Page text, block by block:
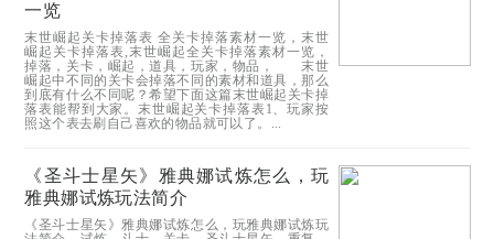
一览
末世崛起关卡掉落表 全关卡掉落素材一览，末世
崛起关卡掉落表,末世崛起全关卡掉落素材一览，
掉落，关卡，崛起，道具，玩家，物品， 末世
崛起中不同的关卡会掉落不同的素材和道具，那么
到底有什么不同呢？希望下面这篇末世崛起关卡掉
落表能帮到大家。末世崛起关卡掉落表1、玩家按
照这个表去刷自己喜欢的物品就可以了。...
《圣斗士星矢》雅典娜试炼怎么，玩
雅典娜试炼玩法简介
《圣斗士星矢》雅典娜试炼怎么，玩雅典娜试炼玩